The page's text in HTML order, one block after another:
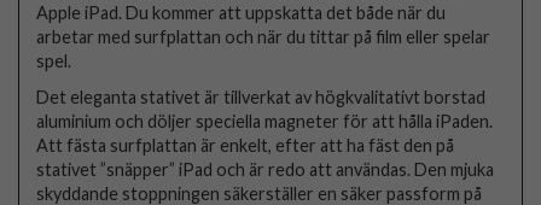
Apple iPad. Du kommer att uppskatta det både när du
arbetar med surfplattan och när du tittar på film eller spelar
spel.
Det eleganta stativet är tillverkat av högkvalitativt borstad
aluminium och döljer speciella magneter för att hålla iPaden.
Att fästa surfplattan är enkelt, efter att ha fäst den på
stativet ”snäpper” iPad och är redo att användas. Den mjuka
skyddande stoppningen säkerställer en säker passform på